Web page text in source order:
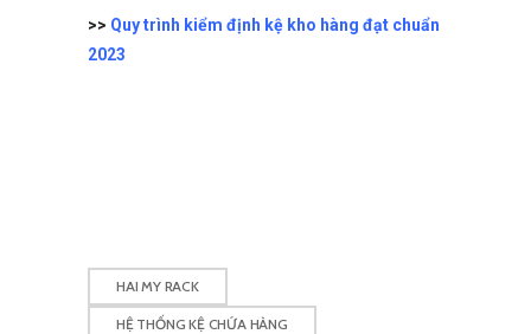
>> Quy trình kiểm định kệ kho hàng đạt chuẩn
2023
HAI MY RACK
HỆ THỐNG KỆ CHỨA HÀNG